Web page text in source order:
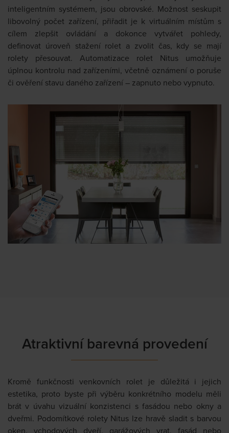
inteligentním systémem, jsou obrovské. Možnost seskupit
libovolný počet zařízení, přiřadit je k virtuálním místům s
cílem zlepšit ovládání a dokonce vytvářet pohledy,
definovat úroveň stažení rolet a zvolit čas, kdy se mají
rolety přesouvat. Automatizace rolet Nitus umožňuje
úplnou kontrolu nad zařízeními, včetně oznámení o poruše
či ověření stavu daného zařízení – zapnuto nebo vypnuto.
Atraktivní barevná provedení
Kromě funkčnosti venkovních rolet je důležitá i jejich
estetika, proto byste při výběru konkrétního modelu měli
brát v úvahu vizuální konzistenci s fasádou nebo okny a
dveřmi. Podomítkové rolety Nitus lze hravě sladit s barvou